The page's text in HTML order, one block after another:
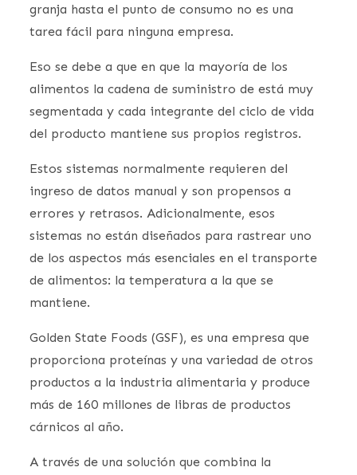
granja hasta el punto de consumo no es una
tarea fácil para ninguna empresa.
Eso se debe a que en que la mayoría de los
alimentos la cadena de suministro de está muy
segmentada y cada integrante del ciclo de vida
del producto mantiene sus propios registros.
Estos sistemas normalmente requieren del
ingreso de datos manual y son propensos a
errores y retrasos. Adicionalmente, esos
sistemas no están diseñados para rastrear uno
de los aspectos más esenciales en el transporte
de alimentos: la temperatura a la que se
mantiene.
Golden State Foods (GSF), es una empresa que
proporciona proteínas y una variedad de otros
productos a la industria alimentaria y produce
más de 160 millones de libras de productos
cárnicos al año.
A través de una solución que combina la